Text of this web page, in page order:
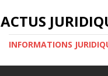
ACTUS
INFORMATIONS